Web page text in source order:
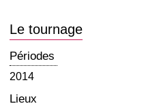
Le tournage
Périodes
2014
Lieux